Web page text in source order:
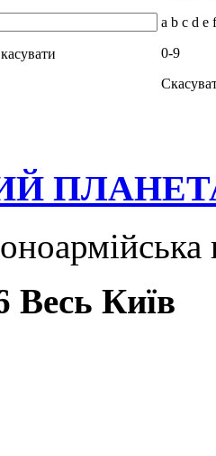
a b c d e
0-9
Весь Київ